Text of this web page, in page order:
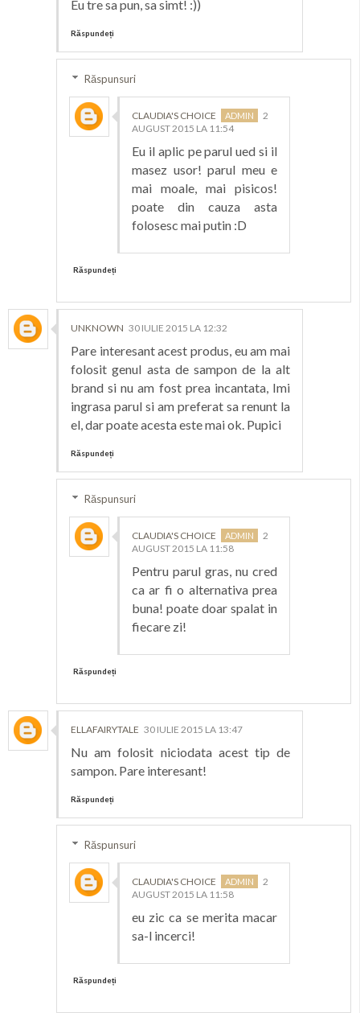
Eu tre sa pun, sa simt! :))
Răspundeți
Răspunsuri
CLAUDIA'S CHOICE
2
AUGUST 2015 LA 11:54
Eu il aplic pe parul ued si il
masez usor! parul meu e
mai moale, mai pisicos!
poate din cauza asta
folosesc mai putin :D
Răspundeți
UNKNOWN 30 IULIE 2015 LA 12:32
Pare interesant acest produs, eu am mai
folosit genul asta de sampon de la alt
brand si nu am fost prea incantata, Imi
ingrasa parul si am preferat sa renunt la
el, dar poate acesta este mai ok. Pupici
Răspundeți
Răspunsuri
CLAUDIA'S CHOICE
2
AUGUST 2015 LA 11:58
Pentru parul gras, nu cred
ca ar fi o alternativa prea
buna! poate doar spalat in
fiecare zi!
Răspundeți
ELLAFAIRYTALE 30 IULIE 2015 LA 13:47
Nu am folosit niciodata acest tip de
sampon. Pare interesant!
Răspundeți
Răspunsuri
CLAUDIA'S CHOICE
2
AUGUST 2015 LA 11:58
eu zic ca se merita macar
sa-l incerci!
Răspundeți